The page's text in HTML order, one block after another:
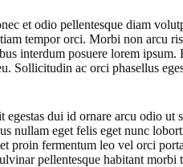
et odio pellentesque diam
tempor orci. Morbi non arcu
interdum posuere lorem
ac orci phasellus
dui id ornare arcu odio
nullam eget felis eget nunc
proin fermentum leo vel orci
pellentesque habitant